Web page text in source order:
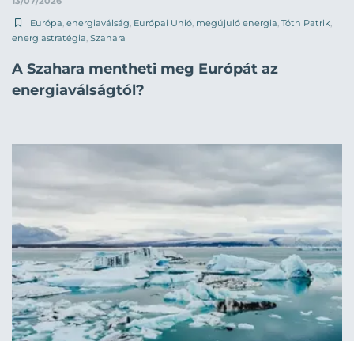
Európa, energiaválság, Európai Unió, megújuló energia, Tóth Patrik,
energiastratégia, Szahara
A Szahara mentheti meg Európát az
energiaválságtól?